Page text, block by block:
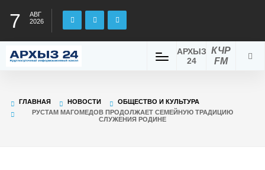
7
АВГ
2026
КЧР
FM
АРХЫЗ
24
ГЛАВНАЯ НОВОСТИ
ОБЩЕСТВО И КУЛЬТУРА
РУСТАМ МАГОМЕДОВ ПРОДОЛЖАЕТ СЕМЕЙНУЮ ТРАДИЦИЮ
СЛУЖЕНИЯ РОДИНЕ